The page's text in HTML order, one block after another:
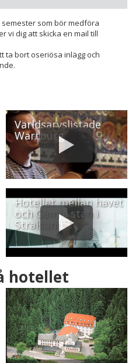
❯
som bör medföra
vi dig att skicka en mail till
ta bort oseriösa inlägg och
Världsarvslistade
Wartburg
Hotellet mellan havet
och Gamla stan i
Stralsund
hotellet